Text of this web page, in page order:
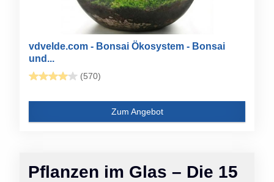
Pflanzen im Glas – Die 15
vdvelde.com - Bonsai Ökosystem - Bonsai
und...
(570)
Zum Angebot